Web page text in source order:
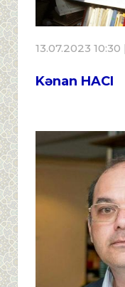
13.07.2023 10:30
Kənan HACI